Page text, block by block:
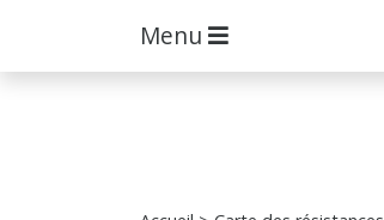
Menu